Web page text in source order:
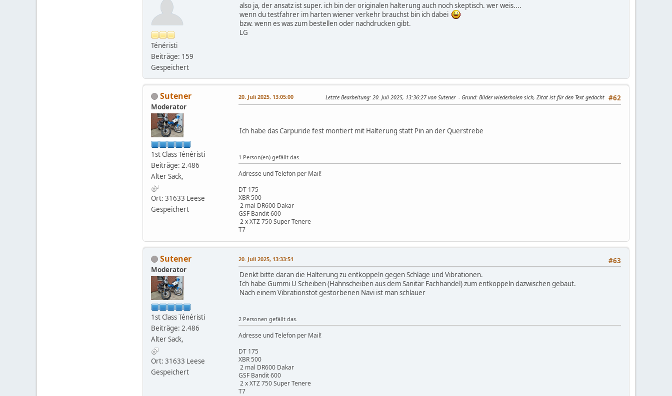
Ténéristi
Beiträge: 159
Gespeichert
also ja, der ansatz ist super. ich bin der originalen halterung auch noch skeptisch. wer weis....
wenn du testfahrer im harten wiener verkehr brauchst bin ich dabei
bzw. wenn es was zum bestellen oder nachdrucken gibt.
LG
Sutener
Moderator
1st Class Ténéristi
Beiträge: 2.486
Alter Sack,
Ort: 31633 Leese
Gespeichert
#62
20. Juli 2025, 13:05:00 Letzte Bearbeitung: 20. Juli 2025, 13:36:27 von Sutener Grund: Bilder wiederholen sich, Zitat ist für den Text gedacht
Ich habe das Carpuride fest montiert mit Halterung statt Pin an der Querstrebe
1 Person(en) gefällt das.
Adresse und Telefon per Mail!
DT 175
XBR 500
2 mal DR600 Dakar
GSF Bandit 600
2 x XTZ 750 Super Tenere
T7
Sutener
Moderator
1st Class Ténéristi
Beiträge: 2.486
Alter Sack,
Ort: 31633 Leese
Gespeichert
#63
20. Juli 2025, 13:33:51
Denkt bitte daran die Halterung zu entkoppeln gegen Schläge und Vibrationen.
Ich habe Gummi U Scheiben (Hahnscheiben aus dem Sanitär Fachhandel) zum entkoppeln dazwischen gebaut.
Nach einem Vibrationstot gestorbenen Navi ist man schlauer
2 Personen gefällt das.
Adresse und Telefon per Mail!
DT 175
XBR 500
2 mal DR600 Dakar
GSF Bandit 600
2 x XTZ 750 Super Tenere
T7